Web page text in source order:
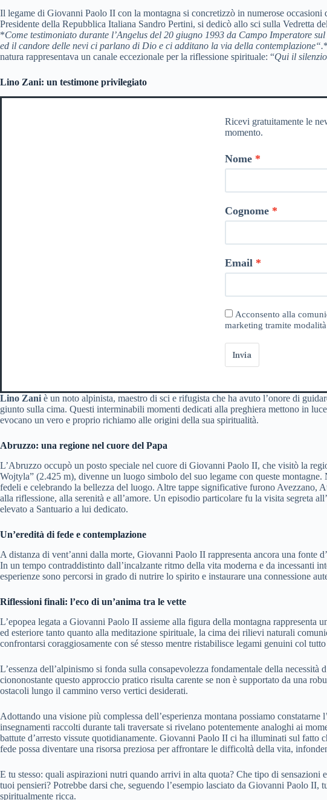
Il legame di Giovanni Paolo II con la montagna si concretizzò in numerose
Presidente della Repubblica Italiana Sandro Pertini, si dedicò allo sci sulla
*Come testimoniato durante l’Angelus del 20 giugno 1993 da Campo Imperatore
ed il candore delle nevi ci parlano di Dio e ci additano la via della contemplazione“.
natura rappresentava un canale eccezionale per la riflessione spirituale: “Qui il
Lino Zani: un testimone privilegiato
Ricevi gratuitamente le
momento.
Nome
Cognome
Email
Acconsento alla
marketing tramite
Invia
Lino Zani è un noto alpinista, maestro di sci e rifugista che ha avuto l’onore di
giunto sulla cima. Questi interminabili momenti dedicati alla preghiera mettono in
evocano un vero e proprio richiamo alle origini della sua spiritualità.
Abruzzo: una regione nel cuore del Papa
L’Abruzzo occupò un posto speciale nel cuore di Giovanni Paolo II, che visitò la
Wojtyla” (2.425 m), divenne un luogo simbolo del suo legame con queste
fedeli e celebrando la bellezza del luogo. Altre tappe significative furono Avezzano,
alla riflessione, alla serenità e all’amore. Un episodio particolare fu la visita segreta
elevato a Santuario a lui dedicato.
Un’eredità di fede e contemplazione
A distanza di vent’anni dalla morte, Giovanni Paolo II rappresenta ancora una fonte
In un tempo contraddistinto dall’incalzante ritmo della vita moderna e da incessanti
esperienze sono percorsi in grado di nutrire lo spirito e instaurare una connessione
Riflessioni finali: l’eco di un’anima tra le vette
L’epopea legata a Giovanni Paolo II assieme alla figura della montagna
ed esteriore tanto quanto alla meditazione spirituale, la cima dei rilievi naturali
confrontarsi coraggiosamente con sé stesso mentre ristabilisce legami genuini col
L’essenza dell’alpinismo si fonda sulla consapevolezza fondamentale della
ciononostante questo approccio pratico risulta carente se non è supportato da una
ostacoli lungo il cammino verso vertici desiderati.
Adottando una visione più complessa dell’esperienza montana possiamo
insegnamenti raccolti durante tali traversate si rivelano potentemente analoghi ai
battute d’arresto vissute quotidianamente. Giovanni Paolo II ci ha illuminati sul fatto
fede possa diventare una risorsa preziosa per affrontare le difficoltà della vita,
E tu stesso: quali aspirazioni nutri quando arrivi in alta quota? Che tipo di
tuoi pensieri? Potrebbe darsi che, seguendo l’esempio lasciato da Giovanni Paolo II,
spiritualmente ricca.